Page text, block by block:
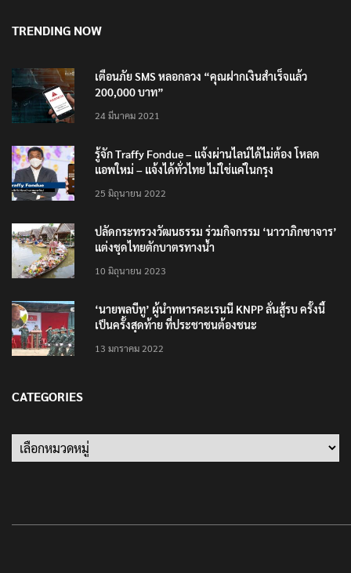
เตือนภัย SMS หลอกลวง “คุณฝากเงินสำเร็จแล้ว
24 มีนาคม 2021
รู้จัก Traffy Fondue – แจ้งผ่านไลน์ได้ไม่ต้อง โหลด
แอพใหม่ – แจ้งได้ทั่วไทย ไม่ใช่แค่ในกรุง
25 มิถุนายน 2022
ปลัดกระทรวงวัฒนธรรม ร่วมกิจกรรม ‘นาวาภิกขาจาร’
แต่งชุดไทยตักบาตรทางน้ำ
10 มิถุนายน 2023